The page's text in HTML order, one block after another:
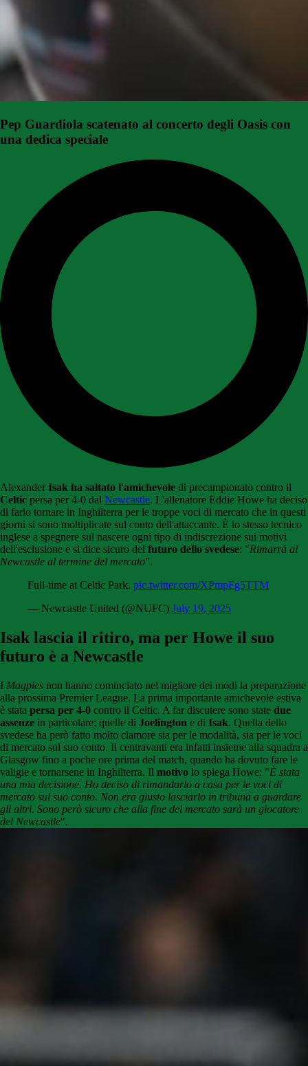
Pep Guardiola scatenato al concerto degli Oasis con
una dedica speciale
Alexander Isak ha saltato l'amichevole di precampionato contro il
Celtic persa per 4-0 dal Newcastle. L'allenatore Eddie Howe ha deciso
di farlo tornare in Inghilterra per le troppe voci di mercato che in questi
giorni si sono moltiplicate sul conto dell'attaccante. È lo stesso tecnico
inglese a spegnere sul nascere ogni tipo di indiscrezione sui motivi
dell'esclusione e si dice sicuro del futuro dello svedese: "Rimarrà al
Newcastle al termine del mercato".
Full-time at Celtic Park. pic.twitter.com/XPmpFg5TTM
— Newcastle United (@NUFC) July 19, 2025
Isak lascia il ritiro, ma per Howe il suo
futuro è a Newcastle
I Magpies non hanno cominciato nel migliore dei modi la preparazione
alla prossima Premier League. La prima importante amichevole estiva
è stata persa per 4-0 contro il Celtic. A far discutere sono state due
assenze in particolare: quelle di Joelington e di Isak. Quella dello
svedese ha però fatto molto clamore sia per le modalità, sia per le voci
di mercato sul suo conto. Il centravanti era infatti insieme alla squadra a
Glasgow fino a poche ore prima del match, quando ha dovuto fare le
valigie e tornarsene in Inghilterra. Il motivo lo spiega Howe: "È stata
una mia decisione. Ho deciso di rimandarlo a casa per le voci di
mercato sul suo conto. Non era giusto lasciarlo in tribuna a guardare
gli altri. Sono però sicuro che alla fine del mercato sarà un giocatore
del Newcastle".